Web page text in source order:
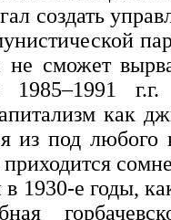
создать
не сможет
1985–1991
как
из под любого
1930-е годы,